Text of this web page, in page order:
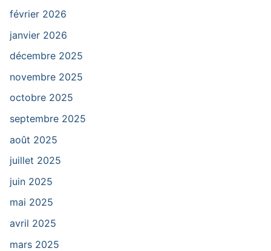
février 2026
janvier 2026
décembre 2025
novembre 2025
octobre 2025
septembre 2025
août 2025
juillet 2025
juin 2025
mai 2025
avril 2025
mars 2025